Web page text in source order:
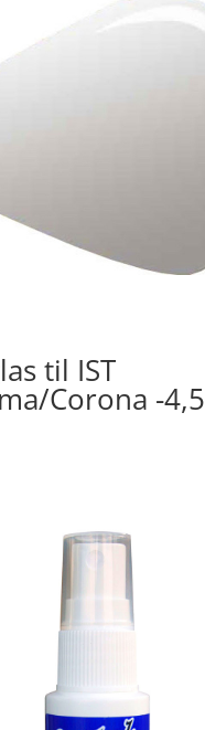
til IST
Corona -4,5